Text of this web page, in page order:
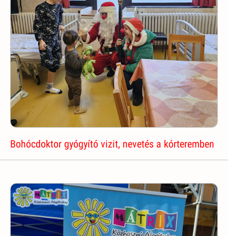
Bohócdoktor gyógyító vizit, nevetés a kórteremben